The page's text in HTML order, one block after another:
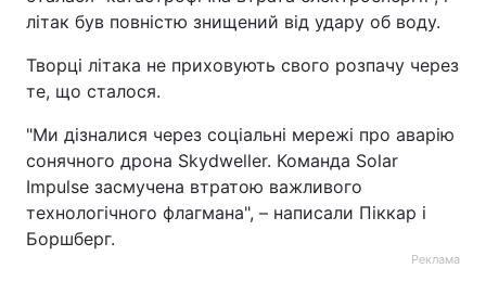
літак був повністю знищений від удару об воду.
Творці літака не приховують свого розпачу через
те, що сталося.
"Ми дізналися через соціальні мережі про аварію
сонячного дрона Skydweller. Команда Solar
Impulse засмучена втратою важливого
технологічного флагмана", – написали Піккар і
Боршберг.
Реклама